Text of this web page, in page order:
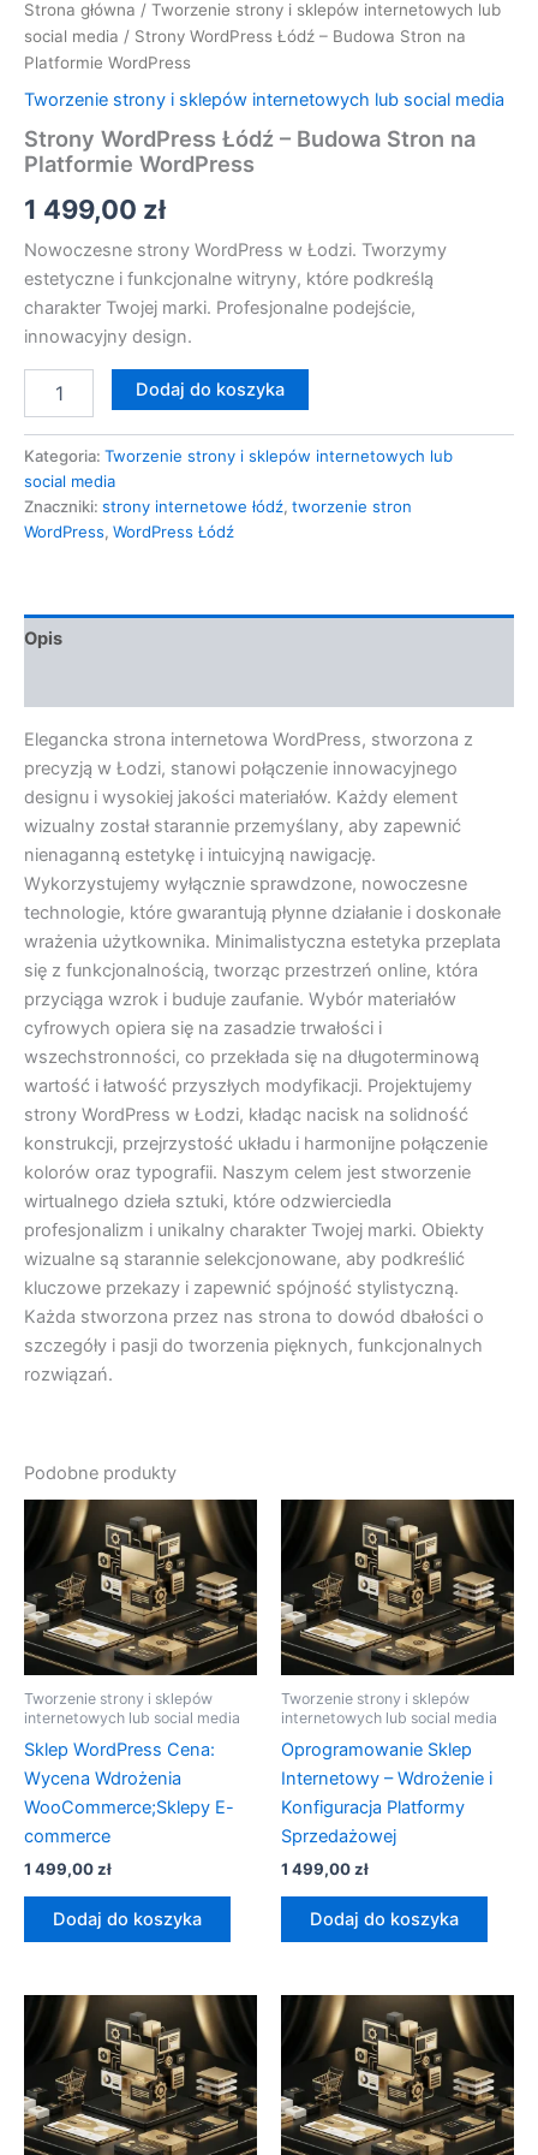
Strona główna / Tworzenie strony i sklepów internetowych lub
social media / Strony WordPress Łódź – Budowa Stron na
Platformie WordPress
Tworzenie strony i sklepów internetowych lub social media
Strony WordPress Łódź – Budowa Stron na
Platformie WordPress
1 499,00 zł
Nowoczesne strony WordPress w Łodzi. Tworzymy
estetyczne i funkcjonalne witryny, które podkreślą
charakter Twojej marki. Profesjonalne podejście,
innowacyjny design.
Dodaj do koszyka
Kategoria: Tworzenie strony i sklepów internetowych lub
social media
Znaczniki: strony internetowe łódź, tworzenie stron
WordPress, WordPress Łódź
Opis
Elegancka strona internetowa WordPress, stworzona z
precyzją w Łodzi, stanowi połączenie innowacyjnego
designu i wysokiej jakości materiałów. Każdy element
wizualny został starannie przemyślany, aby zapewnić
nienaganną estetykę i intuicyjną nawigację.
Wykorzystujemy wyłącznie sprawdzone, nowoczesne
technologie, które gwarantują płynne działanie i doskonałe
wrażenia użytkownika. Minimalistyczna estetyka przeplata
się z funkcjonalnością, tworząc przestrzeń online, która
przyciąga wzrok i buduje zaufanie. Wybór materiałów
cyfrowych opiera się na zasadzie trwałości i
wszechstronności, co przekłada się na długoterminową
wartość i łatwość przyszłych modyfikacji. Projektujemy
strony WordPress w Łodzi, kładąc nacisk na solidność
konstrukcji, przejrzystość układu i harmonijne połączenie
kolorów oraz typografii. Naszym celem jest stworzenie
wirtualnego dzieła sztuki, które odzwierciedla
profesjonalizm i unikalny charakter Twojej marki. Obiekty
wizualne są starannie selekcjonowane, aby podkreślić
kluczowe przekazy i zapewnić spójność stylistyczną.
Każda stworzona przez nas strona to dowód dbałości o
szczegóły i pasji do tworzenia pięknych, funkcjonalnych
rozwiązań.
Podobne produkty
Tworzenie strony i sklepów
internetowych lub social media
Sklep WordPress Cena:
Wycena Wdrożenia
WooCommerce;Sklepy E-
commerce
1 499,00zł
Dodaj do koszyka
Tworzenie strony i sklepów
internetowych lub social media
Oprogramowanie Sklep
Internetowy – Wdrożenie i
Konfiguracja Platformy
Sprzedażowej
1 499,00zł
Dodaj do koszyka